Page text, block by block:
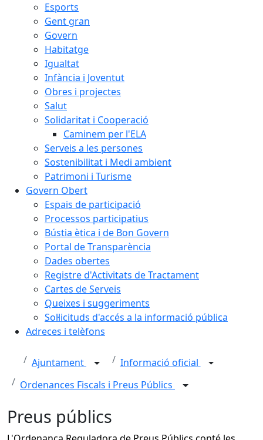
Esports
Gent gran
Govern
Habitatge
Igualtat
Infància i Joventut
Obres i projectes
Salut
Solidaritat i Cooperació
Caminem per l'ELA
Serveis a les persones
Sostenibilitat i Medi ambient
Patrimoni i Turisme
Govern Obert
Espais de participació
Processos participatius
Bústia ètica i de Bon Govern
Portal de Transparència
Dades obertes
Registre d'Activitats de Tractament
Cartes de Serveis
Queixes i suggeriments
Sol·licituds d'accés a la informació pública
Adreces i telèfons
Ajuntament
Informació oficial
Ordenances Fiscals i Preus Públics
Preus públics